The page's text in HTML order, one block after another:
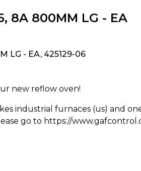
8A 800MM LG - EA
LG - EA, 425129-06
new reflow oven!
industrial furnaces (us) and
go to https://